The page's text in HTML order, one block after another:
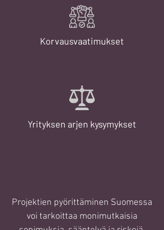
Korvausvaatimukset
Yrityksen arjen kysymykset
Projektien pyörittäminen Suomessa
voi tarkoittaa monimutkaisia